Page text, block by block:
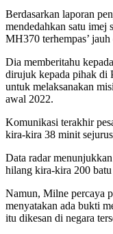
Berdasarkan laporan
mendedahkan satu imej
MH370 terhempas’
Dia memberitahu kepada
dirujuk kepada pihak di
untuk melaksanakan
awal 2022.
Komunikasi terakhir
kira-kira 38 minit
Data radar
hilang kira-kira 200
Namun, Milne percaya
menyatakan ada bukti
itu dikesan di negara